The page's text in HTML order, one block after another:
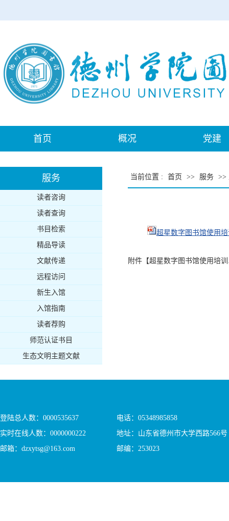
首页 概况 党建
服务
读者咨询
读者查询
书目检索
精品导读
文献传递
远程访问
新生入馆
入馆指南
读者荐购
师范认证书目
生态文明主题文献
当前位置 : 首页 >> 服务 >>
超星数字图书馆使用培
附件【超星数字图书馆使用培训
登陆总人数： 0000535637
实时在线人数： 0000000222
邮箱：dzxytsg@163.com
电话：05348985858
地址：山东省德州市大学西路566号
邮编：253023